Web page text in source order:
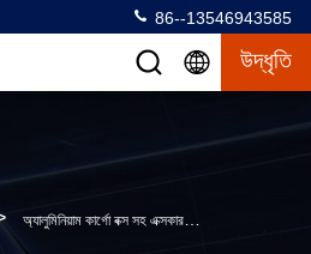
86--13546943585
উদ্ধৃতি
অ্যালুমিনিয়াম কার্গো বক্স সহ এক্সকার এ 1 এইচ 2 বৈদ্যুতিক বাগি গল্ফ গাড়ি ইউটিলিটি টুল